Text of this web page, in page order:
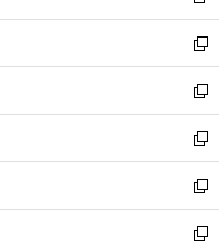
開
く
ン
ド
ウ
で
開
く
ウ
ィ
ン
ド
ウ
で
開
く
し
い
ウ
ィ
ン
ド
ウ
で
開
く
新
し
い
ウ
ィ
ン
ド
ウ
で
新
し
い
ウ
ィ
ン
ド
新
し
い
ウ
ィ
新
し
い
新